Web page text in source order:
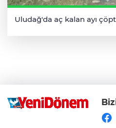
Uludağ'da aç kalan ayı